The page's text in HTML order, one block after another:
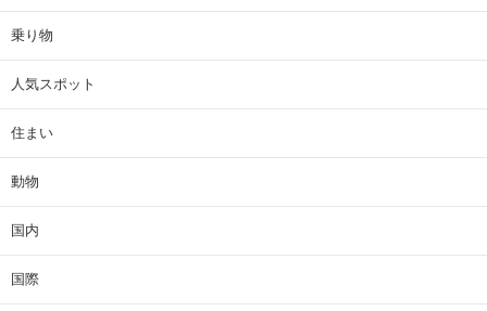
乗り物
人気スポット
住まい
動物
国内
国際